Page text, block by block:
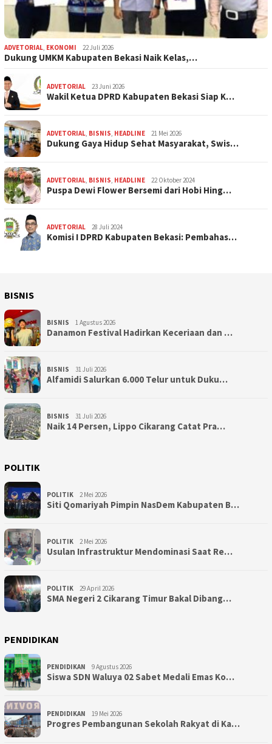
ADVETORIAL, EKONOMI 22 Juli 2026
Dukung UMKM Kabupaten Bekasi Naik Kelas,…
ADVETORIAL 23 Juni 2026
Wakil Ketua DPRD Kabupaten Bekasi Siap K…
ADVETORIAL, BISNIS, HEADLINE 21 Mei 2026
Dukung Gaya Hidup Sehat Masyarakat, Swis…
ADVETORIAL, BISNIS, HEADLINE 22 Oktober 2024
Puspa Dewi Flower Bersemi dari Hobi Hing…
ADVETORIAL 28 Juli 2024
Komisi I DPRD Kabupaten Bekasi: Pembahas…
BISNIS
BISNIS 1 Agustus 2026
Danamon Festival Hadirkan Keceriaan dan …
BISNIS 31 Juli 2026
Alfamidi Salurkan 6.000 Telur untuk Duku…
BISNIS 31 Juli 2026
Naik 14 Persen, Lippo Cikarang Catat Pra…
POLITIK
POLITIK 2 Mei 2026
Siti Qomariyah Pimpin NasDem Kabupaten B…
POLITIK 2 Mei 2026
Usulan Infrastruktur Mendominasi Saat Re…
POLITIK 29 April 2026
SMA Negeri 2 Cikarang Timur Bakal Dibang…
PENDIDIKAN
PENDIDIKAN 9 Agustus 2026
Siswa SDN Waluya 02 Sabet Medali Emas Ko…
PENDIDIKAN 19 Mei 2026
Progres Pembangunan Sekolah Rakyat di Ka…